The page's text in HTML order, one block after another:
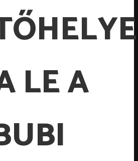
LE A